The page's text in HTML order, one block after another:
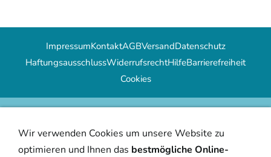
ImpressumKontaktAGBVersandDatenschutz
HaftungsausschlussWiderrufsrechtHilfeBarrierefreiheit
Cookies
Wir verwenden Cookies um unsere Website zu
optimieren und Ihnen das bestmögliche Online-